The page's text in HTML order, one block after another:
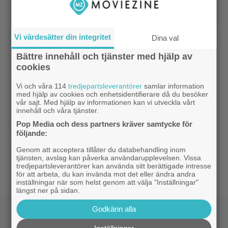
”Borderlands”-regissören om
Casting|3 nya X-Men är redan klara… och det
ryktas om fler heta namn
Hollywood |Morgan Freeman medger: Gör dåliga
filmer – om lönen är hög nog
Netflix|
Glöm Tom Hanks – här är Netflix nya
Robert Langdon-skådis
HBO Max|”Gilmore Girls” fyller 25 år –
återvänder med ny dokumentär
Vi värdesätter din integritet Dina val
Bättre innehåll och tjänster med hjälp av
cookies
Vi och våra 114tredjepartsleverantörer samlar information
med hjälp av cookies och enhetsidentifierare då du besöker
vår sajt. Med hjälp av informationen kan vi utveckla vårt
innehåll och våra tjänster.
Pop Media och dess partners kräver samtycke för
följande:
Genom att acceptera tillåter du databehandling inom
tjänsten, avslag kan påverka användarupplevelsen. Vissa
tredjepartsleverantörer kan använda sitt berättigade intresse
för att arbeta, du kan invända mot det eller ändra andra
inställningar när som helst genom att välja "Inställningar"
längst ner på sidan.
Godkänn alla